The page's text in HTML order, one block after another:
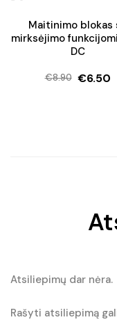
Maitinimo blokas
mirksėjimo
DC
€8.90
Original
€6.50
Current
Atsiliepimų dar nėra.
Rašyti atsiliepimą